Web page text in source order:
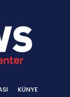
KÜNYE